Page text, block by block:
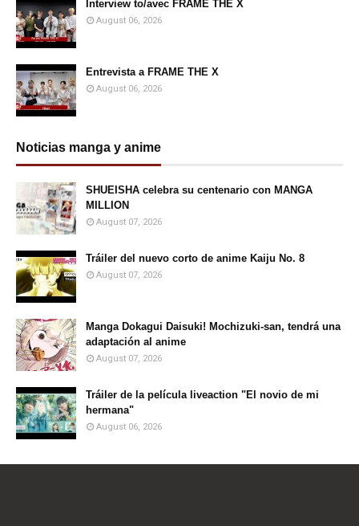
Interview to/avec FRAME THE X
August 06, 2026
Entrevista a FRAME THE X
August 06, 2026
Noticias manga y anime
SHUEISHA celebra su centenario con MANGA
MILLION
August 07, 2026
Tráiler del nuevo corto de anime Kaiju No. 8
August 07, 2026
Manga Dokagui Daisuki! Mochizuki-san, tendrá una
adaptación al anime
August 07, 2026
Tráiler de la película liveaction "El novio de mi
hermana"
August 06, 2026